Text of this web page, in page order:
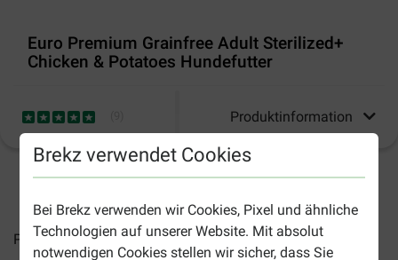
Brekz verwendet Cookies
Bei Brekz verwenden wir Cookies, Pixel und ähnliche
Technologien auf unserer Website. Mit absolut
notwendigen Cookies stellen wir sicher, dass Sie
Euro Premium Grainfree Adult Sterilized+
Chicken & Potatoes Hundefutter
Produktinformation
Preise inkl. MwSt zzgl.Versandkosten